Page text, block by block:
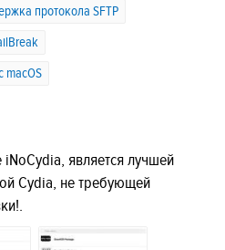
протокола SFTP
macOS
iNoCydia, является лучшей
Cydia, не требующей